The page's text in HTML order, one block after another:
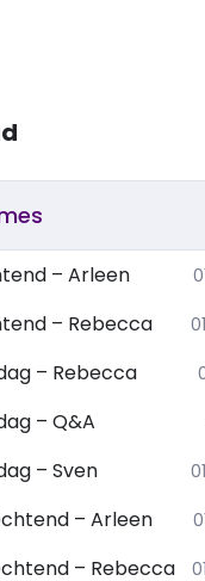
Amsterdam-
strijd aan te gaan
Het thema
op het herkennen
macht, een
de gender-agenda
onderwijs, profetisch
werd duidelijk hoe
die Hij ons heeft
waardevolle
– Arleen
– Rebecca
– Rebecca
– Q&A
– Sven
– Arleen
– Rebecca